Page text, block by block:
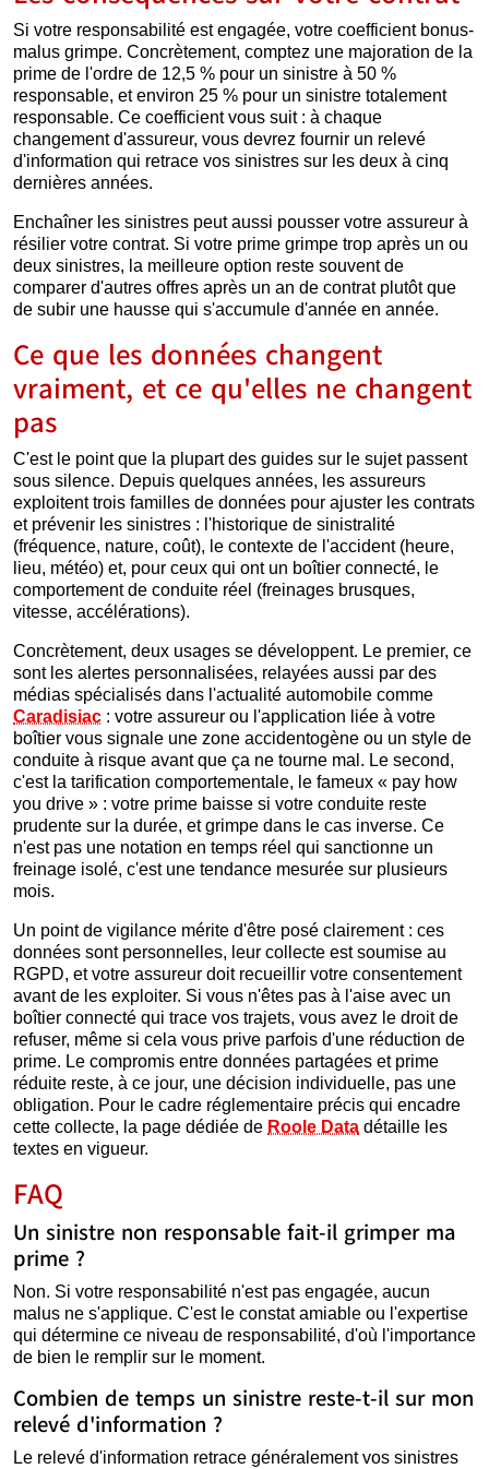
Si votre responsabilité est engagée, votre coefficient bonus-
malus grimpe. Concrètement, comptez une majoration de la
prime de l'ordre de 12,5 % pour un sinistre à 50 %
responsable, et environ 25 % pour un sinistre totalement
responsable. Ce coefficient vous suit : à chaque
changement d'assureur, vous devrez fournir un relevé
d'information qui retrace vos sinistres sur les deux à cinq
dernières années.
Enchaîner les sinistres peut aussi pousser votre assureur à
résilier votre contrat. Si votre prime grimpe trop après un ou
deux sinistres, la meilleure option reste souvent de
comparer d'autres offres après un an de contrat plutôt que
de subir une hausse qui s'accumule d'année en année.
Ce que les données changent
vraiment, et ce qu'elles ne changent
pas
C'est le point que la plupart des guides sur le sujet passent
sous silence. Depuis quelques années, les assureurs
exploitent trois familles de données pour ajuster les contrats
et prévenir les sinistres : l'historique de sinistralité
(fréquence, nature, coût), le contexte de l'accident (heure,
lieu, météo) et, pour ceux qui ont un boîtier connecté, le
comportement de conduite réel (freinages brusques,
vitesse, accélérations).
Concrètement, deux usages se développent. Le premier, ce
sont les alertes personnalisées, relayées aussi par des
médias spécialisés dans l'actualité automobile comme
Caradisiac : votre assureur ou l'application liée à votre
boîtier vous signale une zone accidentogène ou un style de
conduite à risque avant que ça ne tourne mal. Le second,
c'est la tarification comportementale, le fameux « pay how
you drive » : votre prime baisse si votre conduite reste
prudente sur la durée, et grimpe dans le cas inverse. Ce
n'est pas une notation en temps réel qui sanctionne un
freinage isolé, c'est une tendance mesurée sur plusieurs
mois.
Un point de vigilance mérite d'être posé clairement : ces
données sont personnelles, leur collecte est soumise au
RGPD, et votre assureur doit recueillir votre consentement
avant de les exploiter. Si vous n'êtes pas à l'aise avec un
boîtier connecté qui trace vos trajets, vous avez le droit de
refuser, même si cela vous prive parfois d'une réduction de
prime. Le compromis entre données partagées et prime
réduite reste, à ce jour, une décision individuelle, pas une
obligation. Pour le cadre réglementaire précis qui encadre
cette collecte, la page dédiée de Roole Data détaille les
textes en vigueur.
FAQ
Un sinistre non responsable fait-il grimper ma
prime ?
Non. Si votre responsabilité n'est pas engagée, aucun
malus ne s'applique. C'est le constat amiable ou l'expertise
qui détermine ce niveau de responsabilité, d'où l'importance
de bien le remplir sur le moment.
Combien de temps un sinistre reste-t-il sur mon
relevé d'information ?
Le relevé d'information retrace généralement vos sinistres